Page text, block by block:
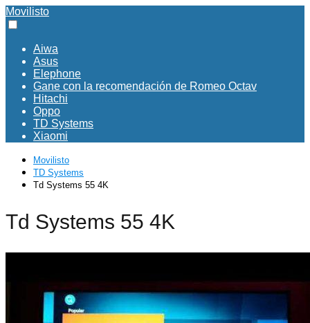
Movilisto
Aiwa
Asus
Elephone
Gane con la recomendación de Romeo Octav
Hitachi
Oppo
TD Systems
Xiaomi
Movilisto
TD Systems
Td Systems 55 4K
Td Systems 55 4K